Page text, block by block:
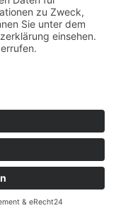
der
gespeichert
sofern
Vertrags
ist. In
auf
der effektiven